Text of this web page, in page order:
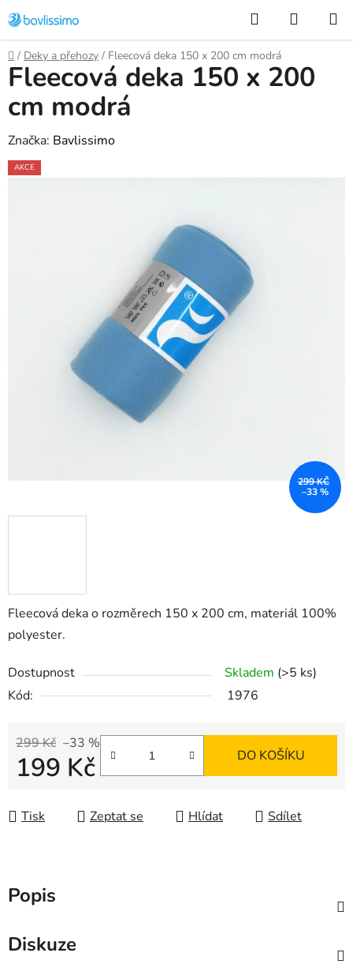
na
obsah
Hledat
KOŠÍK
Domů
/ Deky a přehozy / Fleecová deka 150 x 200 cm modrá
Fleecová deka o rozměrech 150 x 200 cm, materiál 100%
polyester.
Dostupnost Skladem (>5 ks)
Kód:
1976
299 Kč –33 %
199 Kč DO KOŠÍKU
Tisk Zeptat se Hlídat Sdílet
Fleecová deka 150 x 200
cm modrá
Značka: Bavlissimo
AKCE
299 KČ
–33 %
Popis
Diskuze